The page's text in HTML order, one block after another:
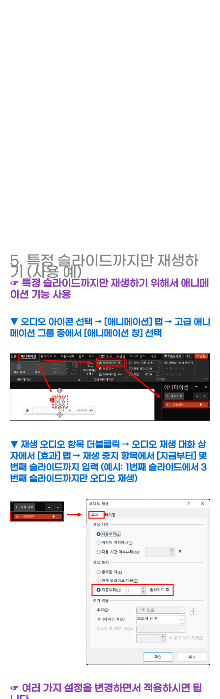
5. 특정 슬라이드까지만 재생하
기 (사용 예)
☞ 특정 슬라이드까지만 재생하기 위해서 애니메
이션 기능 사용
▼ 오디오 아이콘 선택 → [애니메이션] 탭 → 고급 애니
메이션 그룹 중에서 [애니메이션 창] 선택
▼ 재생 오디오 항목 더블클릭 → 오디오 재생 대화 상
자에서 [효과] 탭 → 재생 중지 항목에서 [지금부터] 몇
번째 슬라이드까지 입력 (예시: 1번째 슬라이드에서 3
번째 슬라이드까지만 오디오 재생)
☞ 여러 가지 설정을 변경하면서 적용하시면 됩